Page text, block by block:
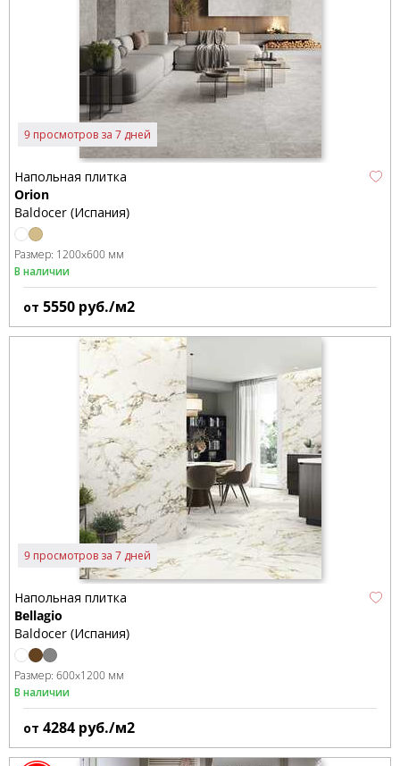
9 просмотров за 7 дней
Напольная плитка
Orion
Baldocer (Испания)
Размер: 1200x600 мм
В наличии
от 5550 руб./м2
9 просмотров за 7 дней
Напольная плитка
Bellagio
Baldocer (Испания)
Размер: 600x1200 мм
В наличии
от 4284 руб./м2